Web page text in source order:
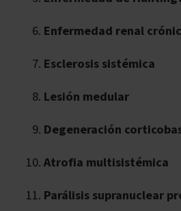
Enfermedad renal
Esclerosis sistémica
Lesión medular
Degeneración
Atrofia multisistémica
Parálisis supranuclear